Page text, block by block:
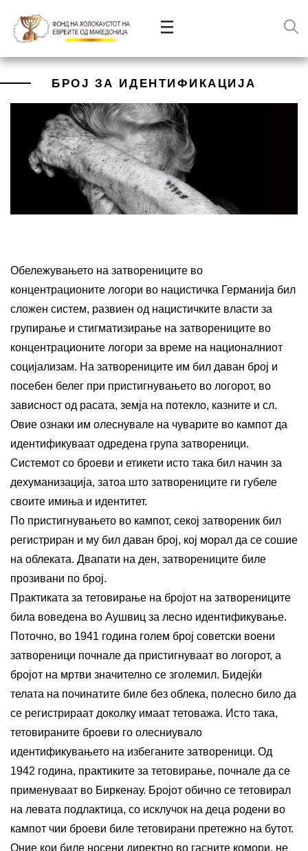
БРОЈ ЗА ИДЕНТИФИКАЦИЈА
Обележувањето на затворениците во
концентрационите логори во нацистичка Германија бил
сложен систем, развиен од нацистичките власти за
групирање и стигматизирање на затворениците во
концентрационите логори за време на националниот
социјализам. На затворениците им бил даван број и
посебен белег при пристигнувањето во логорот, во
зависност од расата, земја на потекло, казните и сл.
Овие ознаки им олеснувале на чуварите во кампот да
идентификуваат одредена група затвореници.
Системот со броеви и етикети исто така бил начин за
дехуманизација, затоа што затворениците ги губеле
своите имиња и идентитет.
По пристигнувањето во кампот, секој затвореник бил
регистриран и му бил даван број, кој морал да се сошие
на облеката. Двапати на ден, затворениците биле
прозивани по број.
Практиката за тетовирање на бројот на затворениците
била воведена во Аушвиц за лесно идентификување.
Поточно, во 1941 година голем број советски воени
затвореници почнале да пристигнуваат во логорот, а
бројот на мртви значително се зголемил. Бидејќи
телата на починатите биле без облека, полесно било да
се регистрираат доколку имаат тетоважа. Исто така,
тетовираните броеви го олесниувало
идентификувањето на избеганите затвореници. Од
1942 година, практиките за тетовирање, почнале да се
применуваат во Биркенау. Бројот обично се тетовирал
на левата подлактица, со исклучок на деца родени во
кампот чии броеви биле тетовирани претежно на бутот.
Оние кои биле носени директно во гасните комори, не